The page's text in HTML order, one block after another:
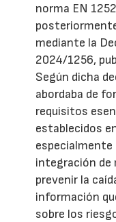
norma EN
mediante la
2024/1256,
Según dicha
abordaba de
requisitos
establecidos
especialmente
integración de
prevenir la
información
sobre los